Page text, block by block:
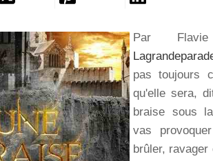
Par
pas toujours
qu'elle sera,
braise sous
vas
brûler,